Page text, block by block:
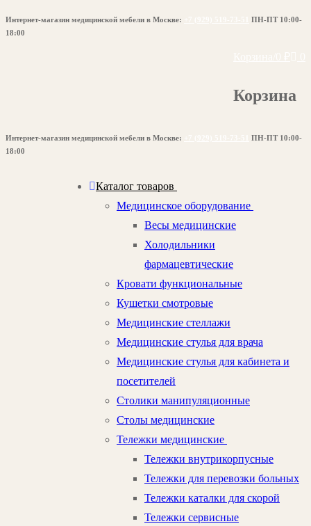
Перейти
к
Меню
Закрыть
Интернет-магазин медицинской мебели в Москве:
ПН-ПТ 10:00-
18:00
Корзина
Интернет-магазин медицинской мебели в Москве:
ПН-ПТ 10:00-
18:00
Каталог товаров
Медицинское оборудование
Весы медицинские
Холодильники
фармацевтические
Кровати функциональные
Кушетки смотровые
Медицинские стеллажи
Медицинские стулья для врача
Медицинские стулья для кабинета и
посетителей
Столики манипуляционные
Столы медицинские
Тележки медицинские
Тележки внутрикорпусные
Тележки для перевозки больных
Тележки каталки для скорой
Тележки сервисные